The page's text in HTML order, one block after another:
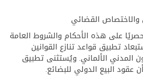
على هذه الأحكام والشروط العامة
تطبيق قواعد تنازع القوانين
المدني الألماني. ويُستثنى تطبيق
عقود البيع الدولي للبضائع.